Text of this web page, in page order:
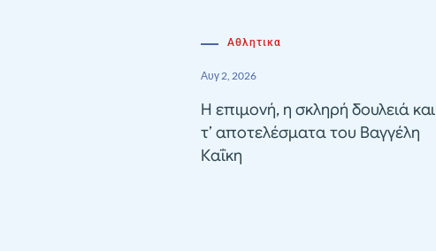
Αθλητικα
Αυγ 2, 2026
Η επιμονή, η σκληρή δουλειά και
τ’ αποτελέσματα του Βαγγέλη
Καΐκη